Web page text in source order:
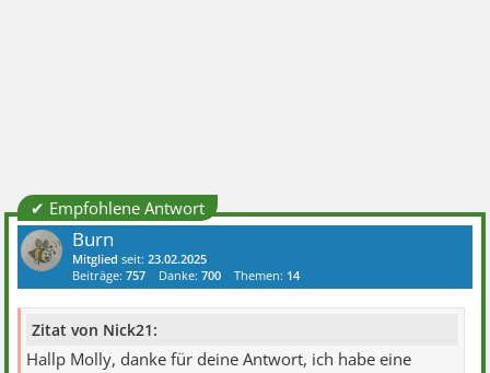
✔ Empfohlene Antwort
Burn
Mitglied seit:23.02.2025
Beiträge:757 Danke:700 Themen: 14
Zitat von Nick21:
Hallp Molly, danke für deine Antwort, ich habe eine